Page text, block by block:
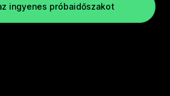
ingyenes próbaidőszakot